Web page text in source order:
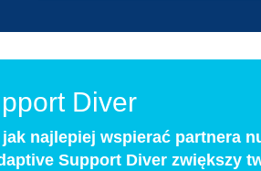
Diver
najlepiej wspierać partnera
Support Diver zwiększy